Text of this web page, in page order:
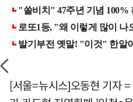
[서울=뉴시스]오동현 기자